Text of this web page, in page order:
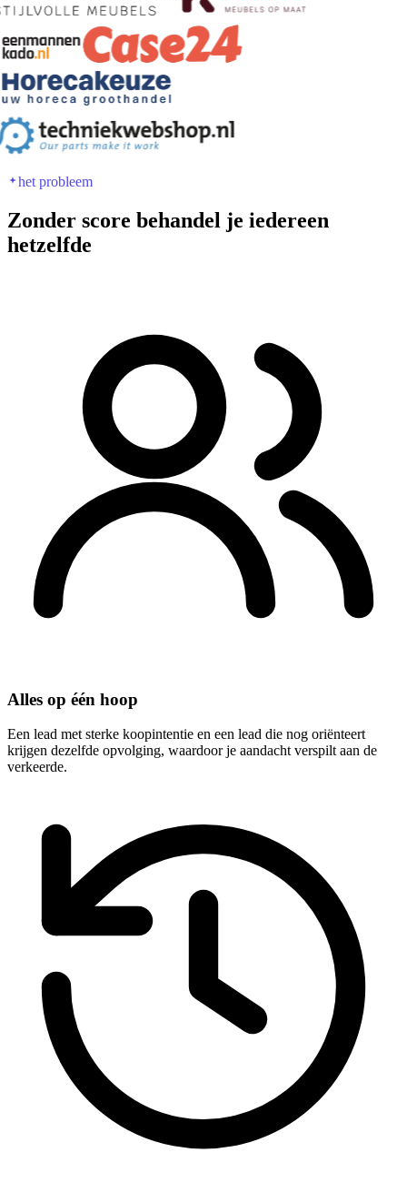
het probleem
Zonder score behandel je iedereen
hetzelfde
Alles op één hoop
Een lead met sterke koopintentie en een lead die nog oriënteert
krijgen dezelfde opvolging, waardoor je aandacht verspilt aan de
verkeerde.